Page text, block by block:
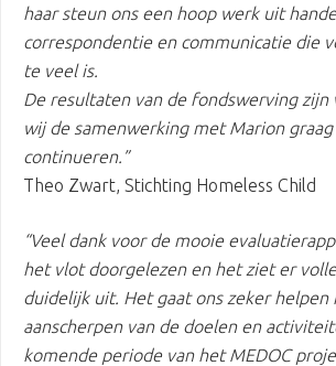
haar steun ons een hoop werk uit
correspondentie en communicatie die
te veel is.
De resultaten van de fondswerving zijn
wij de samenwerking met Marion
continueren.”
Theo Zwart, Stichting Homeless Child
“Veel dank voor de mooie
het vlot doorgelezen en het ziet er
duidelijk uit. Het gaat ons zeker helpen
aanscherpen van de doelen en
komende periode van het MEDOC